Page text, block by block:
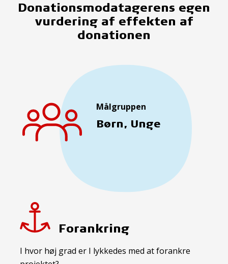
Donationsmodatagerens egen
vurdering af effekten af
donationen
Målgruppen
Børn, Unge
Forankring
I hvor høj grad er I lykkedes med at forankre